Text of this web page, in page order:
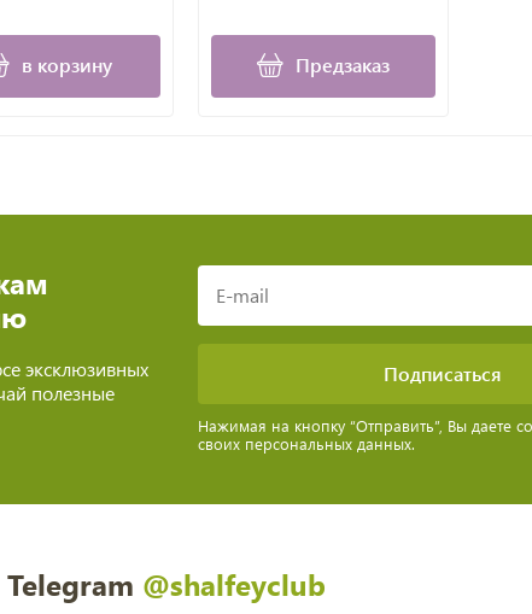
в корзину Предзаказ
эксклюзивных
полезные
Нажимая на кнопку “Отправить”, Вы даете
своих персональных данных.
@shalfeyclub